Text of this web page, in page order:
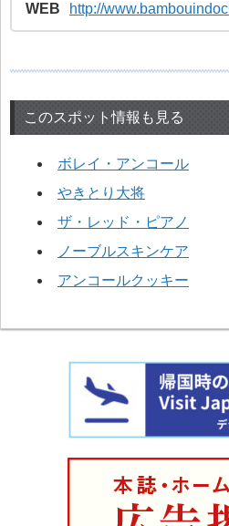
WEB
http://
このスポット情報も見る
ボレイ・アンコール
やきとり大将
ザ・レッド・ピアノ
ノーブルスキンケア
アンコールクッキー